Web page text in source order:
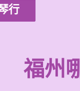
行
福州